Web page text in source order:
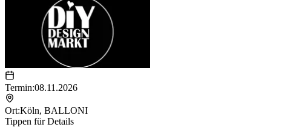
Termin:08.11.2026
Ort:Köln, BALLONI
Tippen für Details